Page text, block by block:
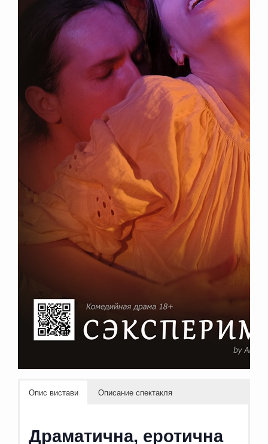
Опис вистави Описание спектакля
Драматична, еротична